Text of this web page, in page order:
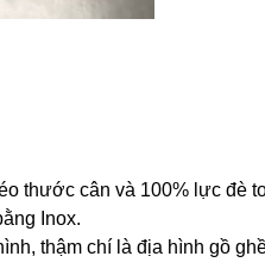
thước cân và 100% lực đè
Inox.
thậm chí là địa hình gồ